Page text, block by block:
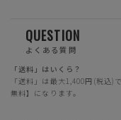
QUESTION
よくある質問
「送料」はいくら？
「送料」は最大1,400円(税込)
無料】になります。